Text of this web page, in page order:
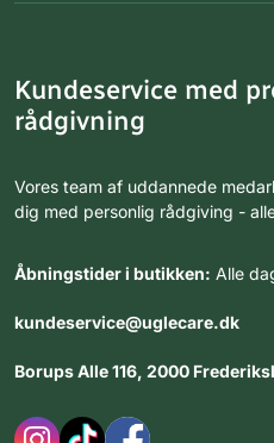
Kundeservice med
rådgivning
Vores team af uddannede
dig med personlig rådgiving -
Åbningstider i butikken: Alle
kundeservice@uglecare.dk
Borups Alle 116, 2000